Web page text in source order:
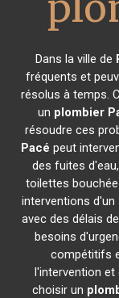
Dans la ville de
fréquents et
résolus à temps.
un plombier
résoudre ces
Pacé peut
des fuites
toilettes
interventions d'un
avec des délais
besoins
compétitifs
l'intervention et
choisir un